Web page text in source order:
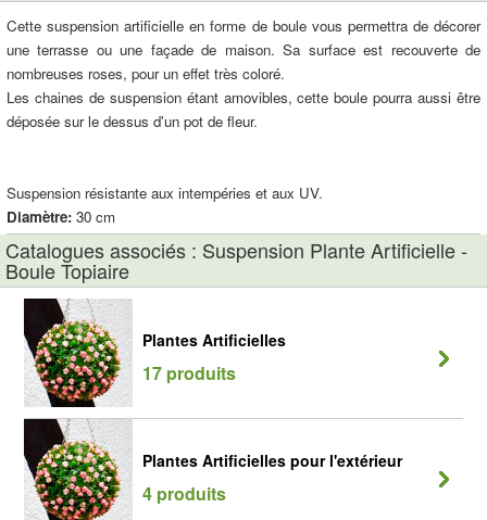
Cette suspension artificielle en forme de boule vous permettra de décorer
une terrasse ou une façade de maison. Sa surface est recouverte de
nombreuses roses, pour un effet très coloré.
Les chaines de suspension étant amovibles, cette boule pourra aussi être
déposée sur le dessus d'un pot de fleur.
Suspension résistante aux intempéries et aux UV.
Diamètre: 30 cm
Catalogues associés : Suspension Plante Artificielle -
Boule Topiaire
Plantes Artificielles
17 produits
Plantes Artificielles pour l'extérieur
4 produits